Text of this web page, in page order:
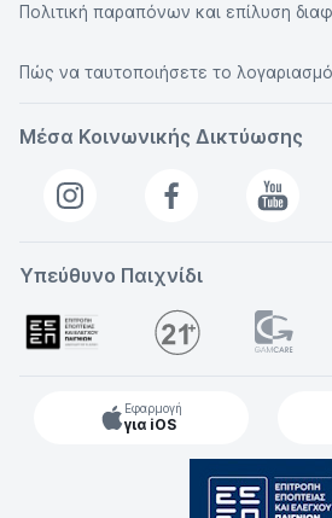
Πολιτική παραπόνων και επίλυση
Πώς να ταυτοποιήσετε το
Μέσα Κοινωνικής Δικτύωσης
Υπεύθυνο Παιχνίδι
Εφαρμογή
για iOS